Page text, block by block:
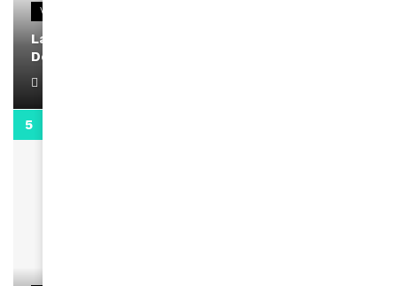
VIDEOS
La rubrique santé speciale coronavirus du
Docteur Makanda